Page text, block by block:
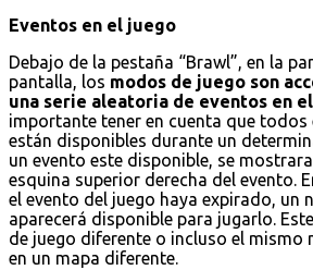
Eventos en el juego
Debajo de la pestaña “Brawl”, en la
pantalla, los modos de juego son
una serie aleatoria de eventos en
importante tener en cuenta que
están disponibles durante un
un evento este disponible, se
esquina superior derecha del evento.
el evento del juego haya expirado, un
aparecerá disponible para jugarlo.
de juego diferente o incluso el mismo
en un mapa diferente.